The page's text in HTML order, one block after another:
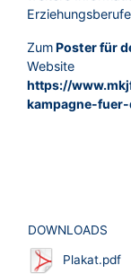
ZumPoster für
Website
https://
kampagne-
DOWNLOADS
Plakat.pdf